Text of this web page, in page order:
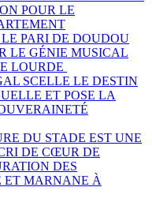
POUR LE
PARI DE DOUDOU
LE GÉNIE MUSICAL
LOURDE
SCELLE LE DESTIN
ET POSE LA
DU STADE EST UNE
DE CŒUR DE
DES
ET MARNANE À